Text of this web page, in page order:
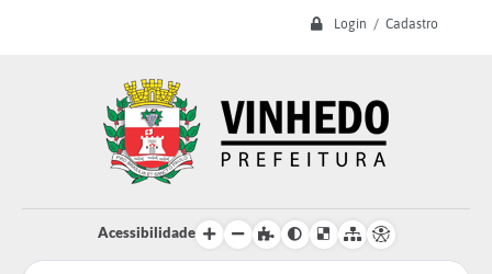
Login / Cadastro
Acessibilidade